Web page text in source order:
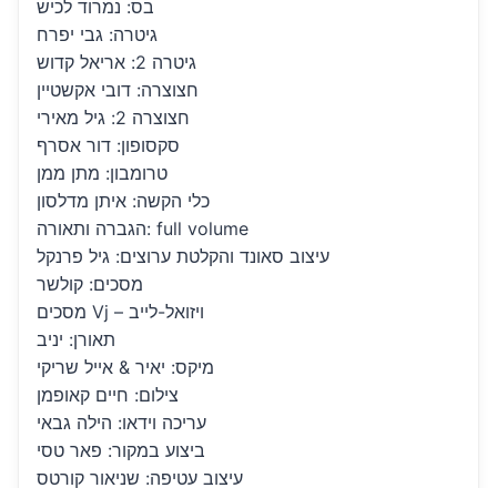
בס: נמרוד לכיש
גיטרה: גבי יפרח
גיטרה 2: אריאל קדוש
חצוצרה: דובי אקשטיין
‏חצוצרה 2: גיל מאירי
סקסופון: דור אסרף
טרומבון: מתן ממן
כלי הקשה: איתן מדלסון
הגברה ותאורה: full volume
עיצוב סאונד והקלטת ערוצים: גיל פרנקל
מסכים: קולשר
מסכים Vj – ויזואל-לייב
תאורן: יניב
מיקס: יאיר & אייל שריקי
צילום: חיים קאופמן
עריכה וידאו: הילה גבאי
ביצוע במקור: פאר טסי
עיצוב עטיפה: שניאור קורטס